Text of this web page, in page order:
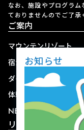
なお、施設やプログラ
ておりませんのでご了承
ご案内
マウンテンリゾート
宿泊
ダイニング
体験
NEWS
リゾート情報
お知らせ